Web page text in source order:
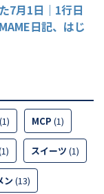
7月1日｜1行日
日記、はじ
MCP (1)
スイーツ (1)
ン (13)